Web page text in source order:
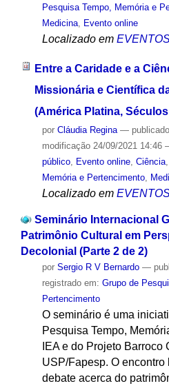
Pesquisa Tempo, Memória e
Medicina, Evento online
Localizado em
Entre a Caridade e a
Missionária e Científica
(América Platina, Séculos
por Cláudia Regina — publicado
modificação24/09/2021 14:46
público, Evento online, Ciência,
Memória e Pertencimento,
Localizado em
Seminário Internacional
Patrimônio Cultural em
Decolonial (Parte 2 de 2)
por Sergio R V Bernardo —
registrado em: Grupo de
Pertencimento
O seminário é uma
Pesquisa Tempo,
IEA e do Projeto Barroco
USP/Fapesp. O encontro
debate acerca do